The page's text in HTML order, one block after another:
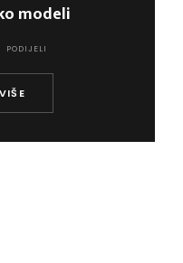
modeli
PODIJELI